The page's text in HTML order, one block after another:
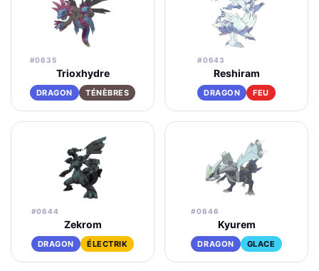
#0635
Trioxhydre
DRAGON TÉNÈBRES
#0643
Reshiram
DRAGON FEU
#0644
Zekrom
DRAGON ÉLECTRIK
#0646
Kyurem
DRAGON GLACE